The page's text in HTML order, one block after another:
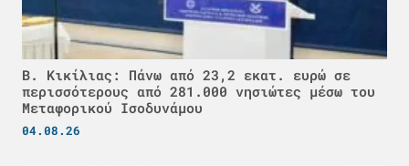
Β. Κικίλιας: Πάνω από 23,2 εκατ. ευρώ σε
περισσότερους από 281.000 νησιώτες μέσω του
Μεταφορικού Ισοδυνάμου
04.08.26